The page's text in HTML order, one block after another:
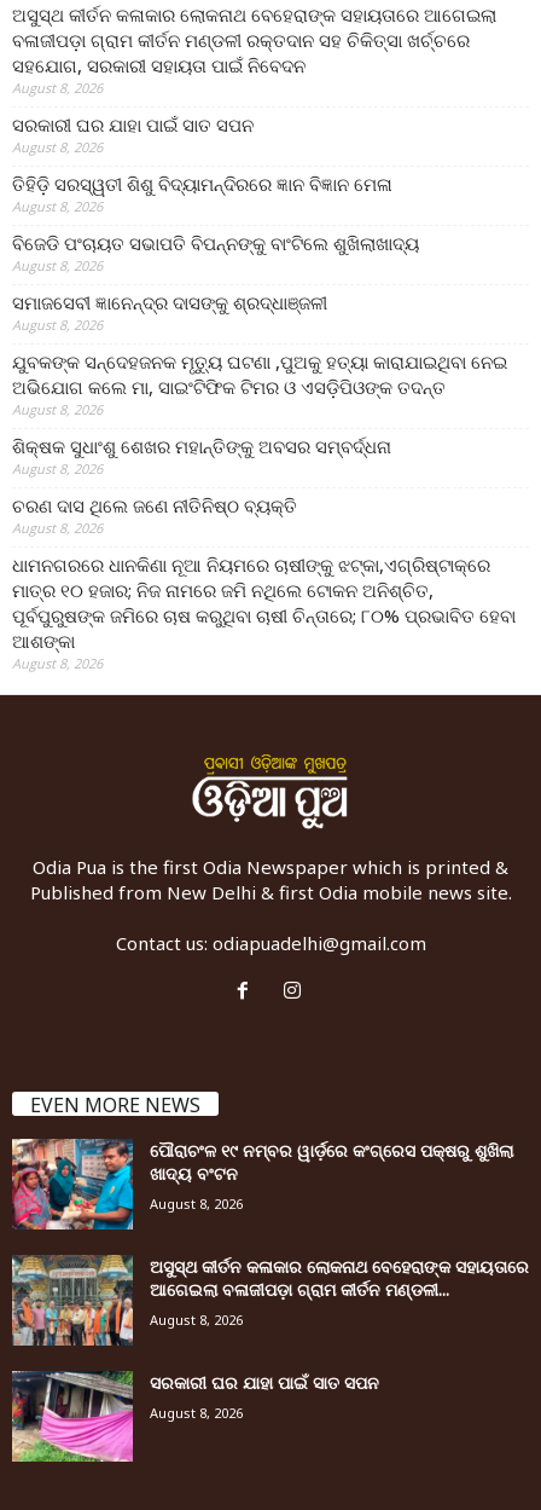
ଅସୁସ୍ଥ କୀର୍ତନ କଳାକାର ଲୋକନାଥ ବେହେରାଙ୍କ ସହାୟତାରେ ଆଗେଇଲା
ବଳାଜୀପଡ଼ା ଗ୍ରାମ କୀର୍ତନ ମଣ୍ଡଳୀ ରକ୍ତଦାନ ସହ ଚିକିତ୍ସା ଖର୍ଚ୍ଚରେ
ସହଯୋଗ, ସରକାରୀ ସହାୟତା ପାଇଁ ନିବେଦନ
August 8, 2026
ସରକାରୀ ଘର ଯାହା ପାଇଁ ସାତ ସପନ
August 8, 2026
ତିହିଡି଼ ସରସ୍ୱତୀ ଶିଶୁ ବିଦ୍ୟାମନ୍ଦିରରେ ଜ୍ଞାନ ବିଜ୍ଞାନ ମେଳା
August 8, 2026
ବିଜେଡି ପଂଚାୟତ ସଭାପତି ବିପନ୍ନଙ୍କୁ ବାଂଟିଲେ ଶୁଖିଲାଖାଦ୍ୟ
August 8, 2026
ସମାଜସେବୀ ଜ୍ଞାନେନ୍ଦ୍ର ଦାସଙ୍କୁ ଶ୍ରଦ୍ଧାଞ୍ଜଳୀ
August 8, 2026
ଯୁବକଙ୍କ ସନ୍ଦେହଜନକ ମୃତ୍ୟୁ ଘଟଣା ,ପୁଅକୁ ହତ୍ୟା କାରାଯାଇଥିବା ନେଇ
ଅଭିଯୋଗ କଲେ ମା, ସାଇଂଟିଫିକ ଟିମର ଓ ଏସଡ଼ିପିଓଙ୍କ ତଦନ୍ତ
August 8, 2026
ଶିକ୍ଷକ ସୁଧାଂଶୁ ଶେଖର ମହାନ୍ତିଙ୍କୁ ଅବସର ସମ୍ବର୍ଦ୍ଧନା
August 8, 2026
ଚରଣ ଦାସ ଥିଲେ ଜଣେ ନୀତିନିଷ୍ଠ ବ୍ୟକ୍ତି
August 8, 2026
ଧାମନଗରରେ ଧାନକିଣା ନୂଆ ନିୟମରେ ଚାଷୀଙ୍କୁ ଝଟ୍‌କା,ଏଗ୍ରିଷ୍ଟାକ୍‌ରେ
ମାତ୍ର ୧୦ ହଜାର; ନିଜ ନାମରେ ଜମି ନଥିଲେ ଟୋକନ ଅନିଶ୍ଚିତ,
ପୂର୍ବପୁରୁଷଙ୍କ ଜମିରେ ଚାଷ କରୁଥିବା ଚାଷୀ ଚିନ୍ତାରେ; ୮୦% ପ୍ରଭାବିତ ହେବା
ଆଶଙ୍କା
August 8, 2026
Odia Pua is the first Odia Newspaper which is printed &
Published from New Delhi & first Odia mobile news site.
Contact us: odiapuadelhi@gmail.com
EVEN MORE NEWS
ପୌରାଚଂଳ ୧୯ ନମ୍ବର ୱାର୍ଡ଼ରେ କଂଗ୍ରେସ ପକ୍ଷରୁ ଶୁଖିଲା
ଖାଦ୍ୟ ବଂଟନ
August 8, 2026
ଅସୁସ୍ଥ କୀର୍ତନ କଳାକାର ଲୋକନାଥ ବେହେରାଙ୍କ ସହାୟତାରେ
ଆଗେଇଲା ବଳାଜୀପଡ଼ା ଗ୍ରାମ କୀର୍ତନ ମଣ୍ଡଳୀ...
August 8, 2026
ସରକାରୀ ଘର ଯାହା ପାଇଁ ସାତ ସପନ
August 8, 2026